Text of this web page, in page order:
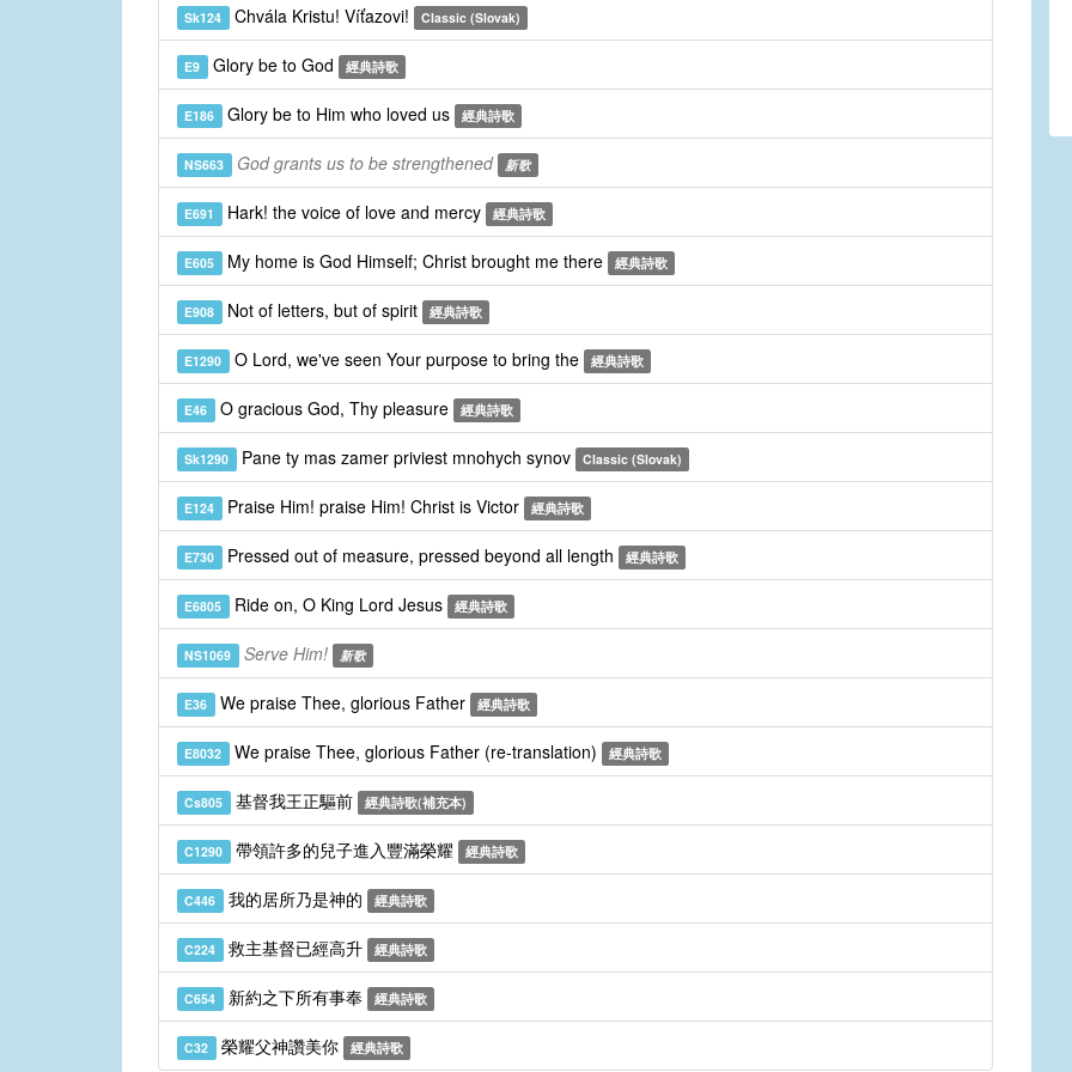
Sk124 Chvála Kristu! Víťazovi! Classic (Slovak)
E9 Glory be to God 經典詩歌
E186 Glory be to Him who loved us 經典詩歌
NS663 God grants us to be strengthened 新歌
E691 Hark! the voice of love and mercy 經典詩歌
E605 My home is God Himself; Christ brought me there 經典詩歌
E908 Not of letters, but of spirit 經典詩歌
E1290 O Lord, we've seen Your purpose to bring the 經典詩歌
E46 O gracious God, Thy pleasure 經典詩歌
Sk1290 Pane ty mas zamer priviest mnohych synov Classic (Slovak)
E124 Praise Him! praise Him! Christ is Victor 經典詩歌
E730 Pressed out of measure, pressed beyond all length 經典詩歌
E6805 Ride on, O King Lord Jesus 經典詩歌
NS1069 Serve Him! 新歌
E36 We praise Thee, glorious Father 經典詩歌
E8032 We praise Thee, glorious Father (re-translation) 經典詩歌
Cs805 基督我王正驅前 經典詩歌(補充本)
C1290 帶領許多的兒子進入豐滿榮耀 經典詩歌
C446 我的居所乃是神的 經典詩歌
C224 救主基督已經高升 經典詩歌
C654 新約之下所有事奉 經典詩歌
C32 榮耀父神讚美你 經典詩歌